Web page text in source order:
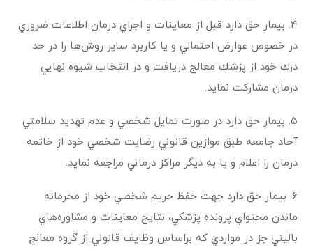
۴. بيمار حق دارد قبل از معاينات و اجراي درمان اطلاعات ضروري
در خصوص عوارض احتمالي و يا كاربرد ساير روش‌ها را در حد
درك خود از پزشك معالج دريافت و در انتخاب شيوه نهايي
درمان مشاركت نمايد.
۵. بيمار حق دارد در صورت تمايل شخصي و عدم تهديد سلامتي
آحاد جامعه طبق موازين قانوني رضايت شخصي خود از خاتمه
درمان را اعلام و يا به ديگر مراكز درماني مراجعه نمايد.
۶. بيمار حق دارد جهت حفظ حريم شخصي خود از محرمانه
ماندن محتواي پرونده پزشكي، نتايج معاينات و مشاوره‌هاي
باليني جز در مواردي كه براساس وظايف قانوني از گروه معالج